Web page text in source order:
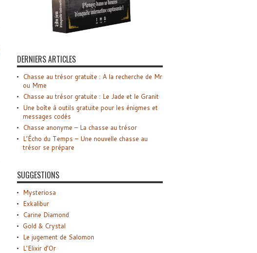
DERNIERS ARTICLES
Chasse au trésor gratuite : A la recherche de Mr
ou Mme
Chasse au trésor gratuite : Le Jade et le Granit
Une boîte à outils gratuite pour les énigmes et
messages codés
Chasse anonyme – La chasse au trésor
L’Écho du Temps – Une nouvelle chasse au
trésor se prépare
SUGGESTIONS
Mysteriosa
Exkalibur
Carine Diamond
Gold & Crystal
Le jugement de Salomon
L’Elixir d’Or